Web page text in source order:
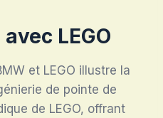
LEGO
et LEGO illustre la
de pointe de
de LEGO, offrant